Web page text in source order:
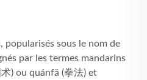
popularisés sous le nom de
par les termes mandarins
) ou quánfǎ (拳法) et